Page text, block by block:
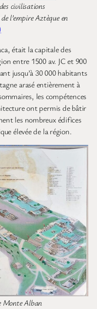
civilisations
l’empire Aztèque en
était la capitale des
entre 1500 av. JC et 900
jusqu’à 30 000 habitants
arasé entièrement à
les compétences
ont permis de bâtir
les nombreux édifices
élevée de la région.
Monte Alban